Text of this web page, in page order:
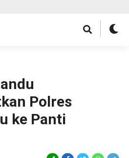
Polres
ke Panti